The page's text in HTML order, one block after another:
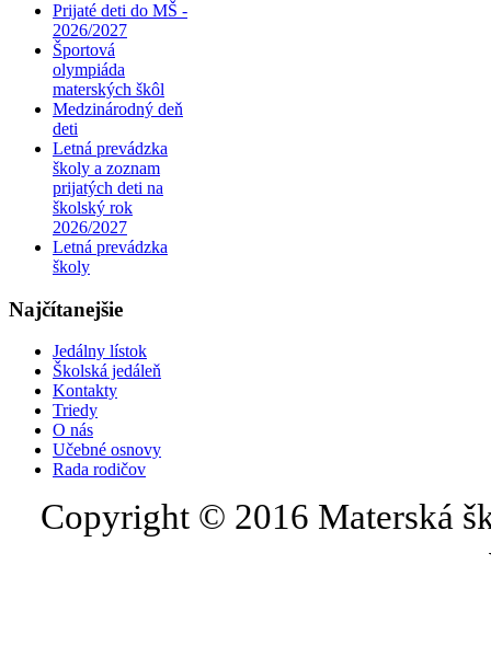
Prijaté deti do MŠ -
2026/2027
Športová
olympiáda
materských škôl
Medzinárodný deň
deti
Letná prevádzka
školy a zoznam
prijatých deti na
školský rok
2026/2027
Letná prevádzka
školy
Najčítanejšie
Jedálny lístok
Školská jedáleň
Kontakty
Triedy
O nás
Učebné osnovy
Rada rodičov
Copyright © 2016 Materská